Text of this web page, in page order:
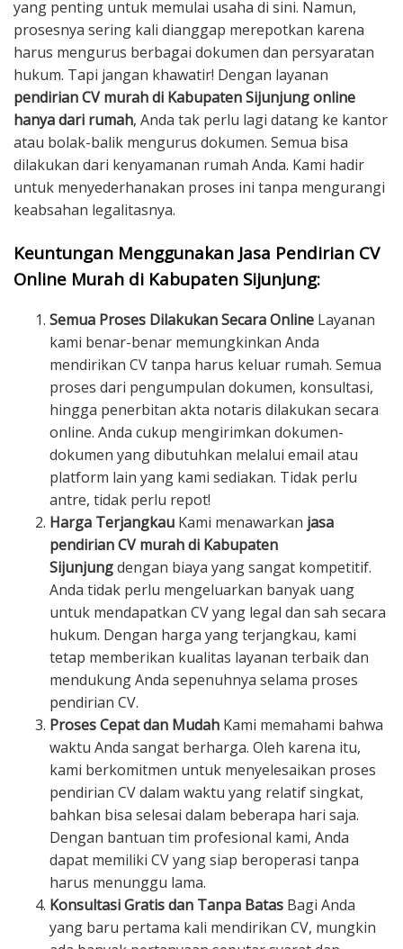
yang penting untuk memulai usaha di sini. Namun,
prosesnya sering kali dianggap merepotkan karena
harus mengurus berbagai dokumen dan persyaratan
hukum. Tapi jangan khawatir! Dengan layanan
pendirian CV murah di Kabupaten Sijunjung online
hanya dari rumah, Anda tak perlu lagi datang ke kantor
atau bolak-balik mengurus dokumen. Semua bisa
dilakukan dari kenyamanan rumah Anda. Kami hadir
untuk menyederhanakan proses ini tanpa mengurangi
keabsahan legalitasnya.
Keuntungan Menggunakan Jasa Pendirian CV
Online Murah di Kabupaten Sijunjung:
Semua Proses Dilakukan Secara Online Layanan
kami benar-benar memungkinkan Anda
mendirikan CV tanpa harus keluar rumah. Semua
proses dari pengumpulan dokumen, konsultasi,
hingga penerbitan akta notaris dilakukan secara
online. Anda cukup mengirimkan dokumen-
dokumen yang dibutuhkan melalui email atau
platform lain yang kami sediakan. Tidak perlu
antre, tidak perlu repot!
Harga Terjangkau Kami menawarkan jasa
pendirian CV murah di Kabupaten
Sijunjungdengan biaya yang sangat kompetitif.
Anda tidak perlu mengeluarkan banyak uang
untuk mendapatkan CV yang legal dan sah secara
hukum. Dengan harga yang terjangkau, kami
tetap memberikan kualitas layanan terbaik dan
mendukung Anda sepenuhnya selama proses
pendirian CV.
Proses Cepat dan Mudah Kami memahami bahwa
waktu Anda sangat berharga. Oleh karena itu,
kami berkomitmen untuk menyelesaikan proses
pendirian CV dalam waktu yang relatif singkat,
bahkan bisa selesai dalam beberapa hari saja.
Dengan bantuan tim profesional kami, Anda
dapat memiliki CV yang siap beroperasi tanpa
harus menunggu lama.
Konsultasi Gratis dan Tanpa Batas Bagi Anda
yang baru pertama kali mendirikan CV, mungkin